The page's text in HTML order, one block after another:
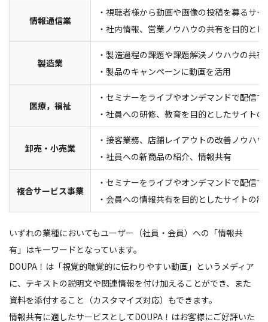
情報通信業
・視聴者様から動画や画像の投稿を募るサ
・社内情報、営業ノウハウの共有を目的と
製造業
・製造過程の課題や課題解決ノウハウの共有
・製品のキャンペーンに動画を活用
医療，福祉
・セミナーをライブやオンデマンドで配信
・社員への研修、教育を目的としたサイトの
卸売・小売業
・接客業務、店舗レイアウトの改善ノウハウ
・社員への新商品の紹介、情報共有
複合サービス事業
・セミナーをライブやオンデマンドで配信
・会員への情報共有を目的としたサイトの制
いずれの業種においてもユーザー（社員・会員）への「情報共
有」はキーワードとなっています。
DOUPA！は「視覚的聴覚的に伝わりやすい動画」というメディア
に、テキストの説明文や関連情報を付け加えることができ、また
資料を添付すること（カスタマイズ対応）もできます。
情報共有に適したサービスとしてDOUPA！はお客様にご好評いた